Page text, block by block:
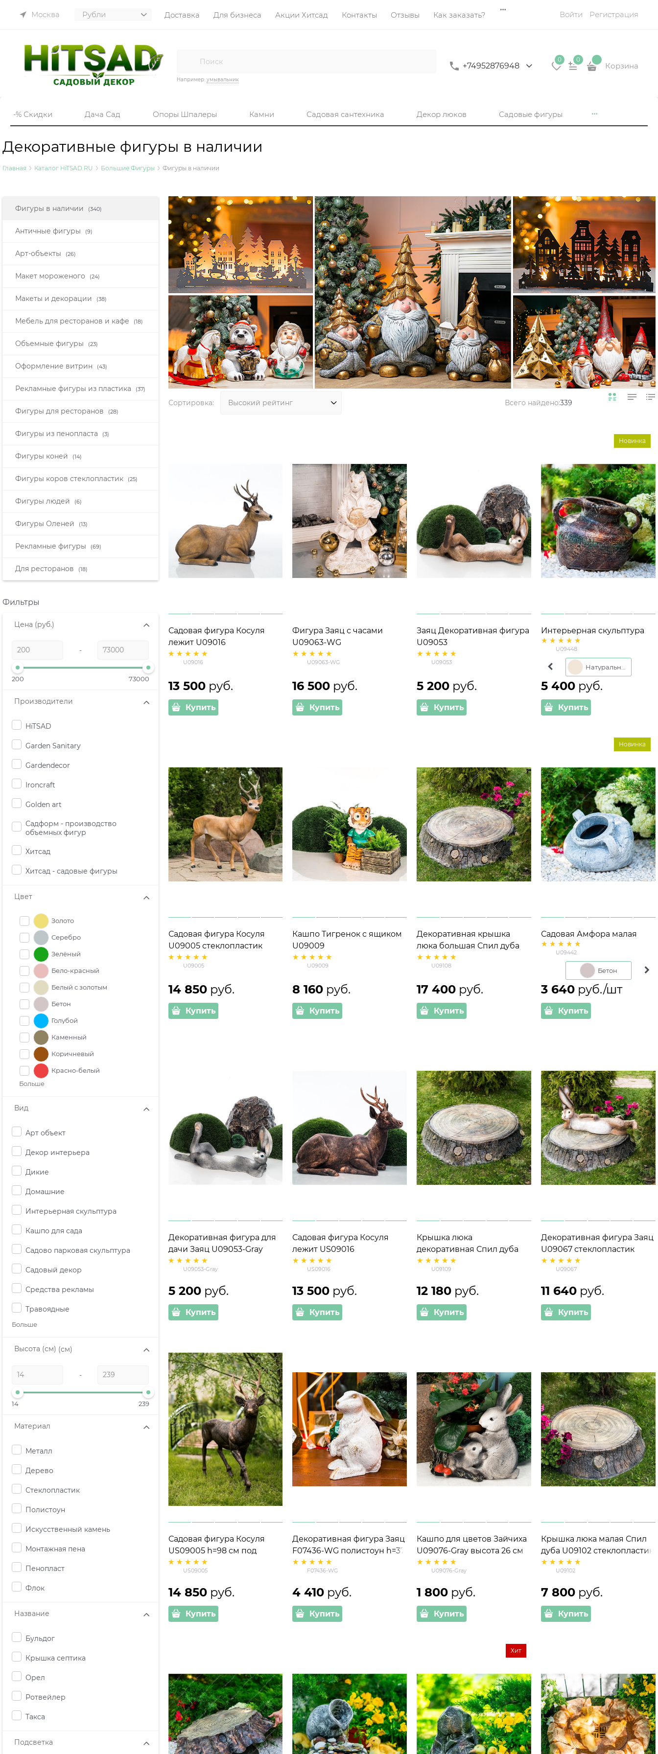
Москва Доставка Для бизнеса Акции Хитсад Контакты Отзывы Как заказать? Войти Регистрация
Например: умывальник
+74952876948
0 0
Корзина
-% Скидки Дача Сад Опоры Шпалеры Камни Садовая сантехника Декор люков Садовые фигуры
Декоративные фигуры в наличии
Главная Каталог HiTSAD.RU Большие Фигуры Фигуры в наличии
Фигуры в наличии (340)
Античные фигуры (9)
Арт-объекты (26)
Макет мороженого (24)
Макеты и декорации (38)
Мебель для ресторанов и кафе (18)
Объемные фигуры (23)
Оформление витрин (43)
Рекламные фигуры из пластика (37)
Фигуры для ресторанов (28)
Фигуры из пенопласта (3)
Фигуры коней (14)
Фигуры коров стеклопластик (25)
Фигуры людей (6)
Фигуры Оленей (13)
Рекламные фигуры (69)
Для ресторанов (18)
Фильтры
Цена (руб.)
-
200 73000
Производители
HiTSAD
Garden Sanitary
Gardendecor
Ironcraft
Golden art
Садформ - производство
объемных фигур
Хитсад
Хитсад - садовые фигуры
Цвет
Золото
Серебро
Зелёный
Бело-красный
Белый с золотым
Бетон
Голубой
Каменный
Коричневый
Красно-белый
Больше
Вид
Арт объект
Декор интерьера
Дикие
Домашние
Интерьерная скульптура
Кашпо для сада
Садово парковая скульптура
Садовый декор
Средства рекламы
Травоядные
Больше
Высота (см) (см)
-
14 239
Материал
Металл
Дерево
Стеклопластик
Полистоун
Искусственный камень
Монтажная пена
Пенопласт
Флок
Название
Бульдог
Крышка септика
Орел
Ротвейлер
Такса
Подсветка
Сортировка: Всего найдено:339
Садовая фигура Косуля
лежит U09016
стеклопластик h= 98 см
U09016
13 500 руб.
Купить
Фигура Заяц с часами
U09063-WG
U09063-WG
16 500 руб.
Купить
Заяц Декоративная фигура
U09053
U09053
5 200 руб.
Купить
Интерьерная скульптура
Греческая амфора средняя
U09448 полистоун
U09448
Бетон
Новинка
5 400 руб.
Купить
Садовая фигура Косуля
U09005 стеклопластик
высота 98см
U09005
14 850 руб.
Купить
Кашпо Тигренок с ящиком
U09009
U09009
8 160 руб.
Купить
Декоративная крышка
люка большая Спил дуба
U09108 стеклопластик,
ширина 121 см
U09108
17 400 руб.
Купить
Садовая Амфора малая
U09442 полистоун
U09442
Бетон
Новинка
3 640 руб./шт
Купить
Декоративная фигура для
дачи Заяц U09053-Gray
U09053-Gray
5 200 руб.
Купить
Садовая фигура Косуля
лежит US09016
US09016
13 500 руб.
Купить
Крышка люка
декоративная Спил дуба
U09109 стеклопластик
ширина 107 см
U09109
12 180 руб.
Купить
Декоративная фигура Заяц
U09067 стеклопластик
U09067
11 640 руб.
Купить
Садовая фигура Косуля
US09005 h=98 см под
бронзу
US09005
14 850 руб.
Купить
Декоративная фигура Заяц
F07436-WG полистоун h=37
см
F07436-WG
4 410 руб.
Купить
Кашпо для цветов Зайчиха
U09076-Gray высота 26 см
U09076-Gray
1 800 руб.
Купить
Крышка люка малая Спил
дуба U09102 стеклопластик,
ширина 82 см
U09102
7 800 руб.
Купить
Хит